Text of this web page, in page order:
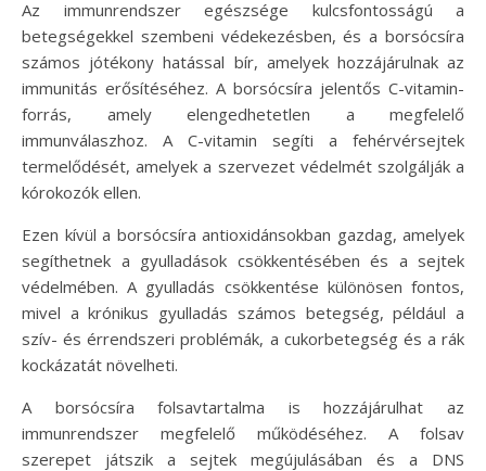
Az immunrendszer egészsége kulcsfontosságú a
betegségekkel szembeni védekezésben, és a borsócsíra
számos jótékony hatással bír, amelyek hozzájárulnak az
immunitás erősítéséhez. A borsócsíra jelentős C-vitamin-
forrás, amely elengedhetetlen a megfelelő
immunválaszhoz. A C-vitamin segíti a fehérvérsejtek
termelődését, amelyek a szervezet védelmét szolgálják a
kórokozók ellen.
Ezen kívül a borsócsíra antioxidánsokban gazdag, amelyek
segíthetnek a gyulladások csökkentésében és a sejtek
védelmében. A gyulladás csökkentése különösen fontos,
mivel a krónikus gyulladás számos betegség, például a
szív- és érrendszeri problémák, a cukorbetegség és a rák
kockázatát növelheti.
A borsócsíra folsavtartalma is hozzájárulhat az
immunrendszer megfelelő működéséhez. A folsav
szerepet játszik a sejtek megújulásában és a DNS